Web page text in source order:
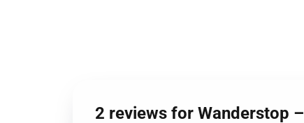
2 reviews for Wanderstop